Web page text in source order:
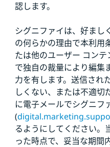
認します。
シグニファイは、好まし
の何らかの理由で本利用
たは他のユーザー コン
で独自の裁量により編集
力を有します。送信され
しくない、または不適切
に電子メールでシグニフ
(
るようにしてください。
った時点で、妥当な期間